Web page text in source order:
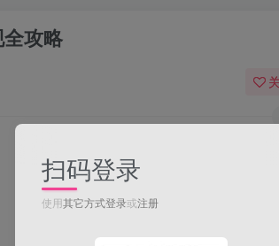
攻略
扫码登录
使用其它方式登录或注册